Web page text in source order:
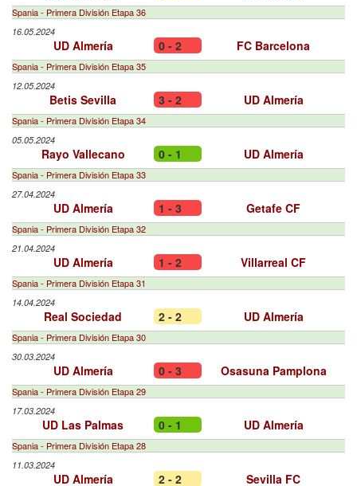
Spania - Primera División Etapa 36
16.05.2024
UD Almería 0 - 2 FC Barcelona
Spania - Primera División Etapa 35
12.05.2024
Betis Sevilla 3 - 2 UD Almería
Spania - Primera División Etapa 34
05.05.2024
Rayo Vallecano 0 - 1 UD Almería
Spania - Primera División Etapa 33
27.04.2024
UD Almería 1 - 3 Getafe CF
Spania - Primera División Etapa 32
21.04.2024
UD Almería 1 - 2 Villarreal CF
Spania - Primera División Etapa 31
14.04.2024
Real Sociedad 2 - 2 UD Almería
Spania - Primera División Etapa 30
30.03.2024
UD Almería 0 - 3 Osasuna Pamplona
Spania - Primera División Etapa 29
17.03.2024
UD Las Palmas 0 - 1 UD Almería
Spania - Primera División Etapa 28
11.03.2024
UD Almería 2 - 2 Sevilla FC